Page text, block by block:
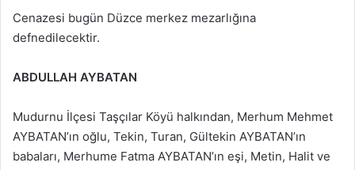
Cenazesi bugün Düzce merkez mezarlığına
defnedilecektir.
ABDULLAH AYBATAN
Mudurnu İlçesi Taşçılar Köyü halkından, Merhum Mehmet
AYBATAN’ın oğlu, Tekin, Turan, Gültekin AYBATAN’ın
babaları, Merhume Fatma AYBATAN’ın eşi, Metin, Halit ve